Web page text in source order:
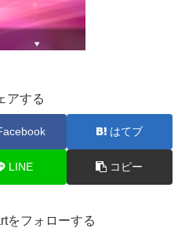
アする
はてブ
LINE コピー
をフォローする